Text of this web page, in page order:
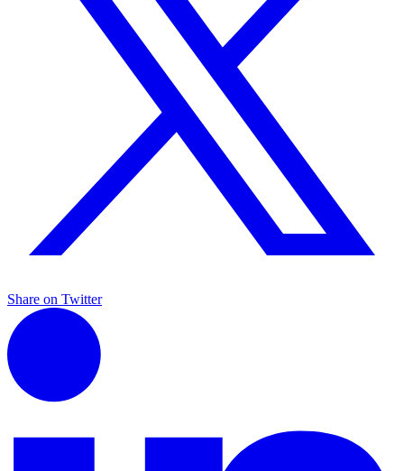
Share on Twitter